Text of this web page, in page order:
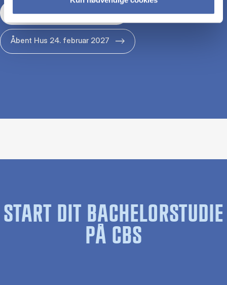
Åbent Hus 29. januar 2027
Åbent Hus 24. februar 2027
START DIT BACHELORSTUDIE
PÅ CBS